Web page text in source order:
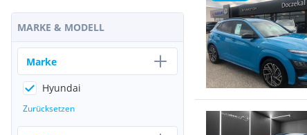
MARKE & MODELL
Marke
Hyundai
Zurücksetzen